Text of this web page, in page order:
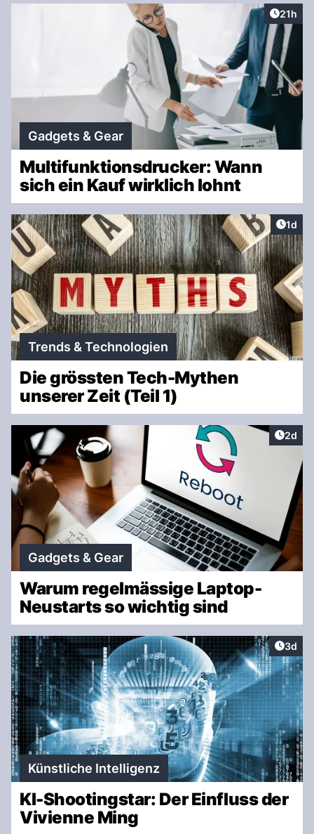
Artikel
21h
Gadgets & Gear
Multifunktionsdrucker: Wann
sich ein Kauf wirklich lohnt
1d
Trends & Technologien
Die grössten Tech-Mythen
unserer Zeit (Teil 1)
2d
Gadgets & Gear
Warum regelmässige Laptop-
Neustarts so wichtig sind
3d
Künstliche Intelligenz
KI-Shootingstar: Der Einfluss der
Vivienne Ming